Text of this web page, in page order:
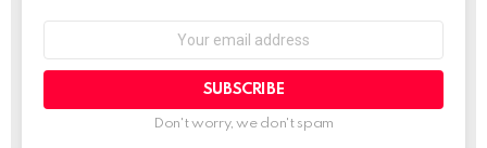
Don't worry, we don't spam